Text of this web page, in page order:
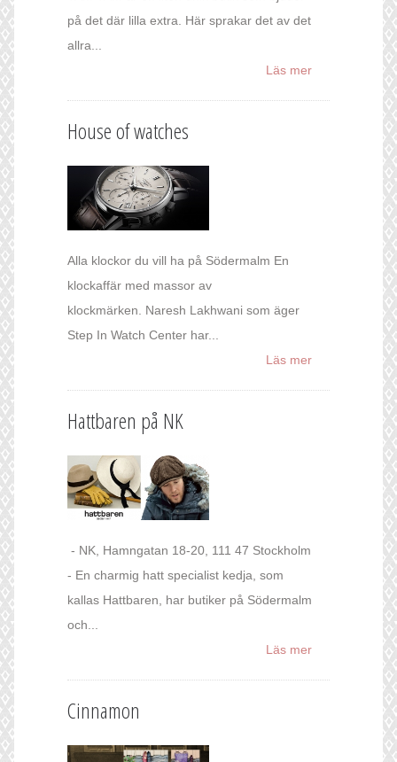
på det där lilla extra. Här sprakar det av det
allra...
Läs mer
House of watches
Alla klockor du vill ha på Södermalm En
klockaffär med massor av
klockmärken. Naresh Lakhwani som äger
Step In Watch Center har...
Läs mer
Hattbaren på NK
- NK, Hamngatan 18-20, 111 47 Stockholm
- En charmig hatt specialist kedja, som
kallas Hattbaren, har butiker på Södermalm
och...
Läs mer
Cinnamon